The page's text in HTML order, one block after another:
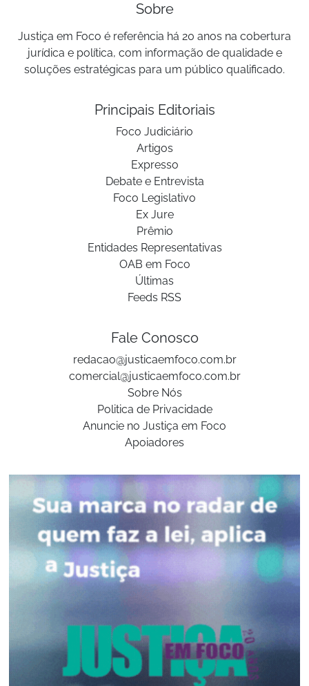
Sobre
Justiça em Foco é referência há 20 anos na cobertura
jurídica e política, com informação de qualidade e
soluções estratégicas para um público qualificado.
Principais Editoriais
Foco Judiciário
Artigos
Expresso
Debate e Entrevista
Foco Legislativo
Ex Jure
Prêmio
Entidades Representativas
OAB em Foco
Últimas
Feeds RSS
Fale Conosco
redacao@justicaemfoco.com.br
comercial@justicaemfoco.com.br
Sobre Nós
Politica de Privacidade
Anuncie no Justiça em Foco
Apoiadores